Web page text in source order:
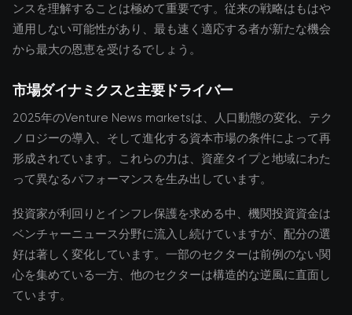
ンスを理解することは極めて重要です。従来の戦略はもはや
通用しない可能性があり、最も速く適応する者が新たな機会
から最大の恩恵を受けるでしょう。
市場ダイナミクスと主要ドライバー
2025年のVenture News marketsは、人口動態の変化、テク
ノロジーの導入、そして進化する資本市場の条件によって再
形成されています。これらの力は、資産タイプと地域にわた
って異なるパフォーマンスを生み出しています。
投資家が利回りとインフレ保護を求める中、機関投資資金は
ベンチャーニュース分野に流入し続けていますが、配分の選
好は著しく変化しています。一部のセクターは前例のない関
心を集めている一方、他のセクターは構造的な逆風に直面し
ています。